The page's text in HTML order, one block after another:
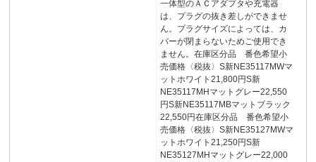
一体型のＡＣアダプタや充電器
は、プラグの抜き差しができませ
ん。プラグサイズによっては、カ
バーが閉まらないためご使用でき
ません。在庫区分品 番色希望小
売価格〈税抜〉S新NE35117MWマ
ットホワイト21,800円S新
NE35117MHマットグレー22,550
円S新NE35117MBマットブラック
22,550円在庫区分品 番色希望小
売価格〈税抜〉S新NE35127MWマ
ットホワイト21,250円S新
NE35127MHマットグレー22,000